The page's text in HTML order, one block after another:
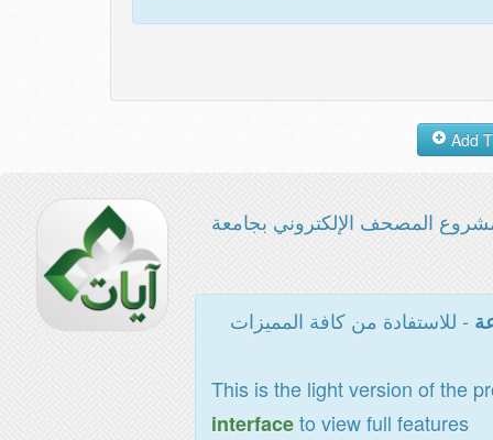
المصحف الإلكتروني بجامعة
- للاستفادة من كافة المميزات
This is the light version of the
interfaceto view full features